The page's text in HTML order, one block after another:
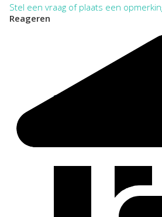
Stel een vraag of plaats een
Reageren